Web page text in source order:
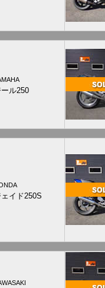
ール250
ェイド250S